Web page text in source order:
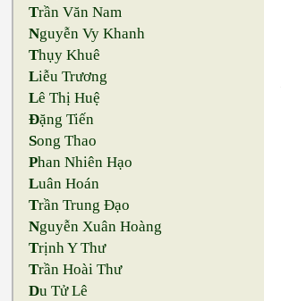
Trần Văn Nam
Nguyễn Vy Khanh
Thụy Khuê
Liễu Trương
Lê Thị Huệ
Đặng Tiến
Song Thao
Phan Nhiên Hạo
Luân Hoán
Trần Trung Đạo
Nguyễn Xuân Hoàng
Trịnh Y Thư
Trần Hoài Thư
Du Tử Lê